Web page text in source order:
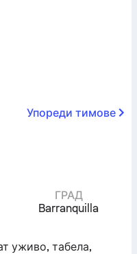
Упореди тимове
ГРАД
Barranquilla
уживо, табела,